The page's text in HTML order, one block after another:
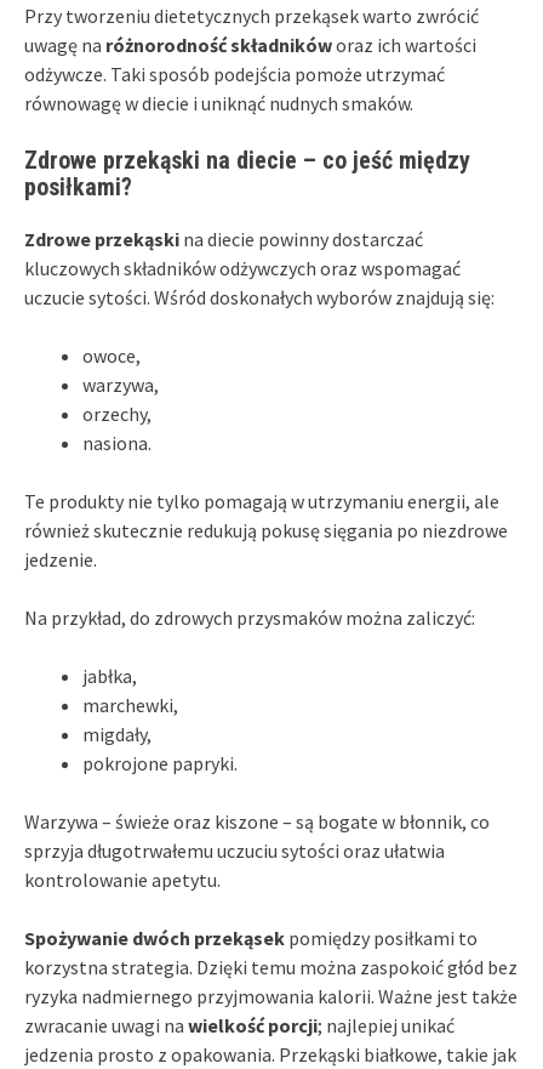
Przy tworzeniu dietetycznych przekąsek warto zwrócić
uwagę na różnorodność składnikóworaz ich wartości
odżywcze. Taki sposób podejścia pomoże utrzymać
równowagę w diecie i uniknąć nudnych smaków.
Zdrowe przekąski na diecie – co jeść między
posiłkami?
Zdrowe przekąski na diecie powinny dostarczać
kluczowych składników odżywczych oraz wspomagać
uczucie sytości. Wśród doskonałych wyborów znajdują się:
owoce,
warzywa,
orzechy,
nasiona.
Te produkty nie tylko pomagają w utrzymaniu energii, ale
również skutecznie redukują pokusę sięgania po niezdrowe
jedzenie.
Na przykład, do zdrowych przysmaków można zaliczyć:
jabłka,
marchewki,
migdały,
pokrojone papryki.
Warzywa – świeże oraz kiszone – są bogate w błonnik, co
sprzyja długotrwałemu uczuciu sytości oraz ułatwia
kontrolowanie apetytu.
Spożywanie dwóch przekąsek pomiędzy posiłkami to
korzystna strategia. Dzięki temu można zaspokoić głód bez
ryzyka nadmiernego przyjmowania kalorii. Ważne jest także
zwracanie uwagi na wielkość porcji; najlepiej unikać
jedzenia prosto z opakowania. Przekąski białkowe, takie jak